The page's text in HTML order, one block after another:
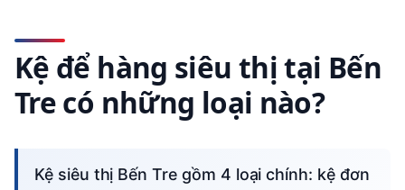
Kệ để hàng siêu thị tại Bến
Tre có những loại nào?
Kệ siêu thị Bến Tre gồm 4 loại chính: kệ đơn